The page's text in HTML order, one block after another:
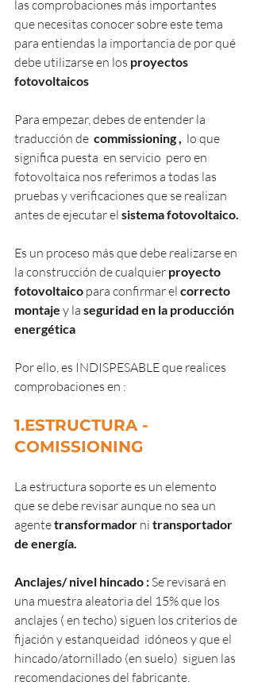
las comprobaciones más importantes
que necesitas conocer sobre este tema
para entiendas la importancia de por qué
debe utilizarse en los proyectos
fotovoltaicos
Para empezar, debes de entender la
traducción de
  commissioning ,
lo que
significa puesta  en servicio  pero en
fotovoltaica nos referimos a todas las
pruebas y verificaciones que se realizan
antes de ejecutar el sistema fotovoltaico.
Es un proceso más que debe realizarse en
la construcción de cualquier proyecto
fotovoltaico para confirmar el correcto
montaje y la seguridad en la producción
energética
Por ello, es INDISPESABLE que realices
comprobaciones en :
1.ESTRUCTURA -
COMISSIONING
La estructura soporte es un elemento
que se debe revisar aunque no sea un
agente transformador ni transportador
de energía.
Anclajes/ nivel hincado : Se revisará en
una muestra aleatoria del 15% que los
anclajes ( en techo) siguen los criterios de
fijación y estanqueidad  idóneos y que el
hincado/atornillado (en suelo)  siguen las
recomendaciones del fabricante.